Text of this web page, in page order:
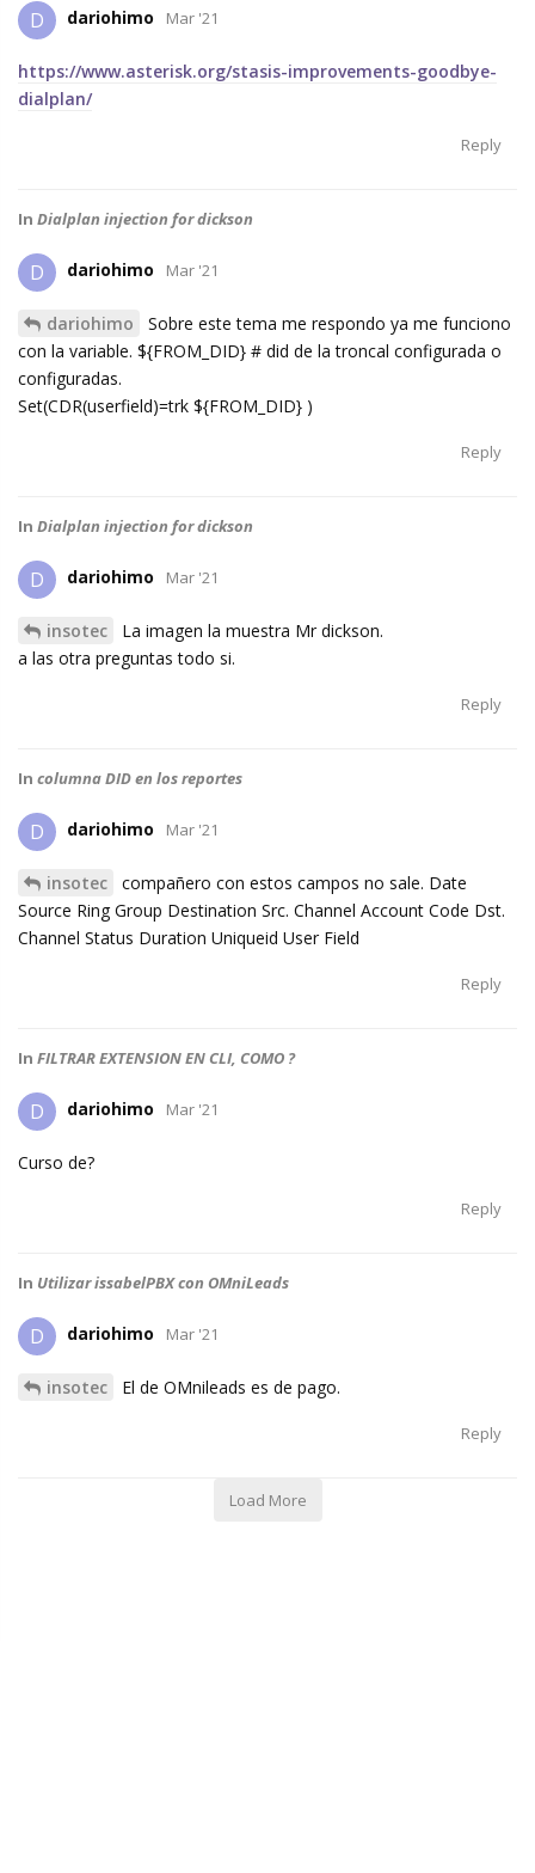
D dariohimo Mar '21
https://www.asterisk.org/stasis-improvements-goodbye-
dialplan/
Reply
In Dialplan injection for dickson
D dariohimo Mar '21
dariohimo
Sobre este tema me respondo ya me funciono
con la variable. ${FROM_DID} # did de la troncal configurada o
configuradas.
Set(CDR(userfield)=trk ${FROM_DID} )
Reply
In Dialplan injection for dickson
D dariohimo Mar '21
insotec
La imagen la muestra Mr dickson.
a las otra preguntas todo si.
Reply
In columna DID en los reportes
D dariohimo Mar '21
insotec
compañero con estos campos no sale. Date
Source Ring Group Destination Src. Channel Account Code Dst.
Channel Status Duration Uniqueid User Field
Reply
In FILTRAR EXTENSION EN CLI, COMO ?
D dariohimo Mar '21
Curso de?
Reply
In Utilizar issabelPBX con OMniLeads
D dariohimo Mar '21
insotec El de OMnileads es de pago.
Reply
Load More